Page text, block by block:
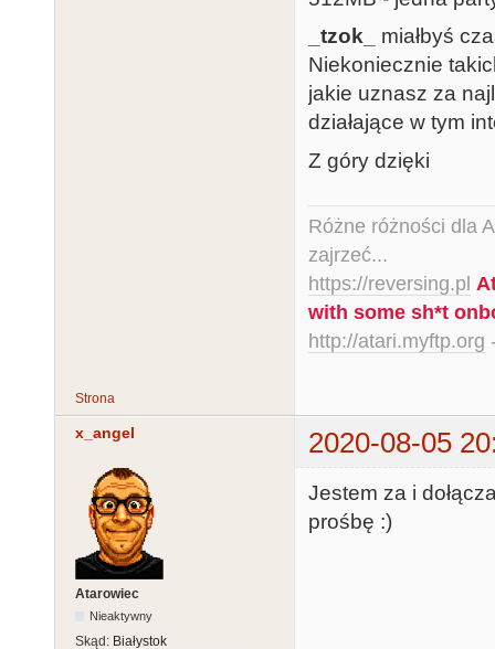
_tzok_
miałbyś
Niekoniecznie
jakie uznasz za
działające w tym
Z góry dzięki
Różne różności dla
zajrzeć...
https://reversing.pl
with some sh*t
http://atari.myftp.org
Strona
x_angel 2020-08-05
Atarowiec
Nieaktywny
Skąd: Białystok
Jestem za i
prośbę :)